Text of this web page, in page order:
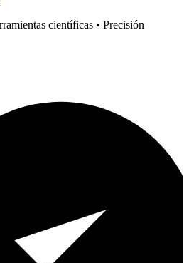
científicas • Precisión